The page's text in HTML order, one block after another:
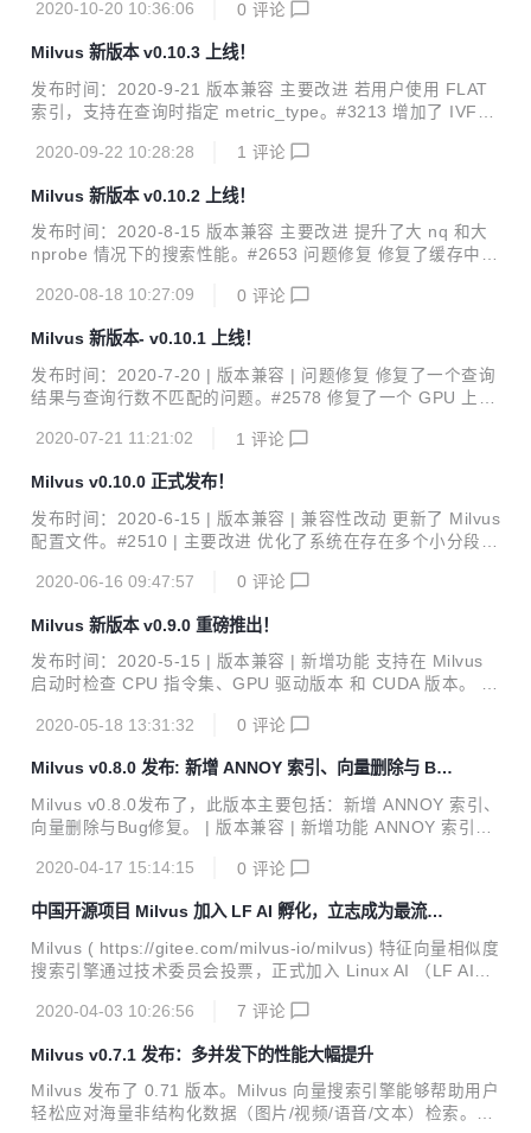
首字母不支持使用英文字母或下划线以外的字符。 2. 服务端
配置参数兼容 a.b.c: value 的展平格式。 3. 调整了二值型向
量支持索引名称： IVF_FLAT 变更为 BIN_IVF_FLAT， FLA
T变更为 BIN_FLAT。 4. 移除原有的 C...
2020-10-20 10:36:06 0 评论
Milvus 新版本 v0.10.3 上线！
发布时间：2020-9-21 版本兼容 主要改进 若用户使用 FLAT
索引，支持在查询时指定 metric_type。#3213 增加了 IVF_P
m 值均为有效值。#3254 将倒排文件（IVF）类索引的查询参
中 top_k 的有效范围增加至 [1, 16384]。#3639 优化了内存
释放策略以避免内存过度使用。#3536 问题修复 修复了在多
GPU 设备上采用 IVF_SQ8H 索引时若 GPU 缓存设置过小，
Milvus 会崩溃的问题。...
2020-09-22 10:28:28 1 评论
Milvus 新版本 v0.10.2 上线！
发布时间：2020-8-15 版本兼容 主要改进 提升了大 nq 和大
nprobe 情况下的搜索性能。#2653 问题修复 修复了缓存中索
中 IP 距离结果归并不正确的问题。#2952 修复了多 GPU 场
搜索时会造成系统崩溃的问题。#3012 修复了在 Mishards 中
插入数据至多个分区，IP 距离结果归并不正确的问题。#3133
详见 CHANGELOG 了解更多已修复问题。
2020-08-18 10:27:09 0 评论
Milvus 新版本- v0.10.1 上线！
发布时间：2020-7-20 | 版本兼容 | 问题修复 修复了一个查询
结果与查询行数不匹配的问题。#2578 修复了一个 GPU 上 IV
上运行时出现 illegal instruction 的问题。#2598 调整了 HNS
进程崩溃退出的问题。#2642 修复了一个 ANNOY 索引默认
参数与文档不对应的问题。#2649 修复了一个压力测试下出现
的 Milvus 无响应的问题。#2692 修复了一个 HTTP 接口返回
向量精度错误的问题。#2752...
2020-07-21 11:21:02 1 评论
Milvus v0.10.0 正式发布！
发布时间：2020-6-15 | 版本兼容 | 兼容性改动 更新了 Milvus
配置文件。#2510 | 主要改进 优化了系统在存在多个小分段情
81 降低了系统在存在大量分区时删除集合需要的时间。#239
6 | 问题修复 修复了一个搜索性能降低的问题。#2429 详见 C
HANGELOG 了解更多已修复问题。 | 欢迎加入 Milvus 社区
github.com/milvus-io/milvus | 源码 milvus.io ...
2020-06-16 09:47:57 0 评论
Milvus 新版本 v0.9.0 重磅推出！
发布时间：2020-5-15 | 版本兼容 | 新增功能 支持在 Milvus
启动时检查 CPU 指令集、GPU 驱动版本 和 CUDA 版本。 #
据。 #2059 支持日志文件轮转。 #2206 处理搜索请求时暂停
OpenBLAS 版本以提高 Milvus 性能。 #1796 统一了 FAIS
S、NSG、HNSW 和 ANNOY 的向量距离计算方法。#1965
支持 SSE4.2 指令集。 #2039 重构了配置文件。 #2149 #21
2020-05-18 13:31:32 0 评论
Milvus v0.8.0 发布: 新增 ANNOY 索引、向量删除与 Bu
g 修复
Milvus v0.8.0发布了，此版本主要包括：新增 ANNOY 索引、
向量删除与Bug修复。 | 版本兼容 | 新增功能 ANNOY 索引的
请参考文档。#261 向量删除 新增下列索引类型支持删除操
SQ8/IVFSQ8H/NSG/HNSW/ANNOY | 主要改进 在 http 模块
支持超集/子集距离。#1784 | Bug 修复 限制 partition 数目上
限为4096。#1276 禁止创建 _default partitio...
2020-04-17 15:14:15 0 评论
中国开源项目 Milvus 加入 LF AI 孵化，立志成为最流行
的 AI 数据平台
Milvus ( https://gitee.com/milvus-io/milvus) 特征向量相似度
搜索引擎通过技术委员会投票，正式加入 Linux AI （LF AI）
支持开放的人工智能社区，通过促进协作和创新为社区所有成
度学习（DL）领域的开源创新。 全球有超过100家组织和机
构采用了 Milvus 引擎，它在各个 AI 应用领域都展现了强大的
能力，包括图像处理、计算机视觉、自然语言处理、语音识
2020-04-03 10:26:56 7 评论
Milvus v0.7.1 发布：多并发下的性能大幅提升
Milvus 发布了 0.71 版本。Milvus 向量搜索引擎能够帮助用户
轻松应对海量非结构化数据（图片/视频/语音/文本）检索。单